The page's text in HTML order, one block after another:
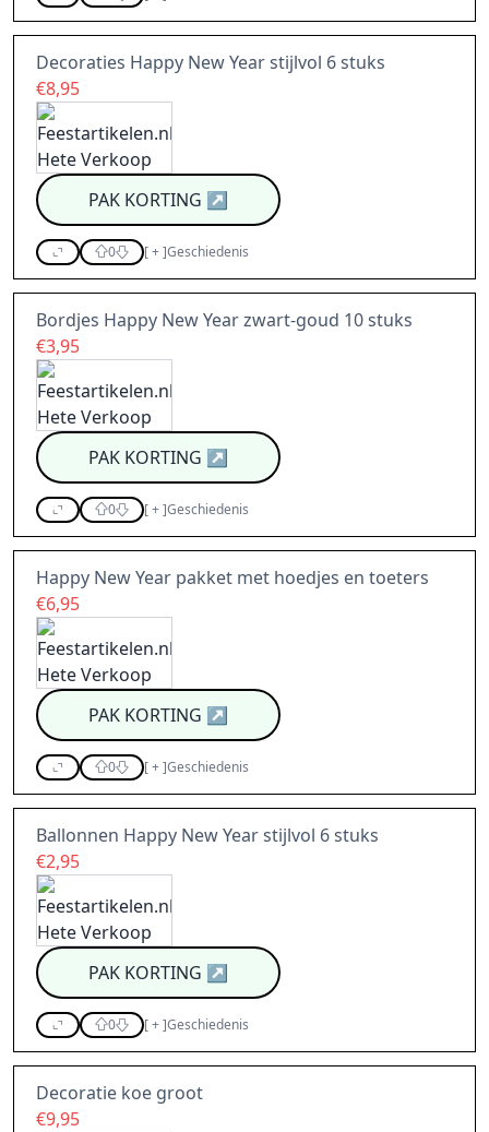
Decoraties Happy New Year stijlvol 6 stuks
€8,95
PAK KORTING ↗
0 [+]Geschiedenis
Bordjes Happy New Year zwart-goud 10 stuks
€3,95
PAK KORTING ↗
0 [+]Geschiedenis
Happy New Year pakket met hoedjes en toeters
€6,95
PAK KORTING ↗
0 [+]Geschiedenis
Ballonnen Happy New Year stijlvol 6 stuks
€2,95
PAK KORTING ↗
0 [+]Geschiedenis
Decoratie koe groot
€9,95